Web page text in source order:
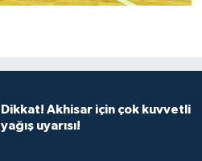
Dikkat! Akhisar için çok kuvvetli
yağış uyarısı!